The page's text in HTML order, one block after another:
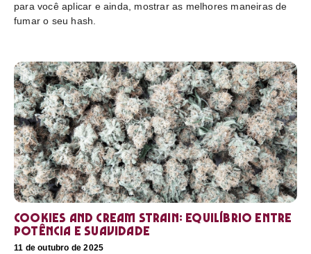
para você aplicar e ainda, mostrar as melhores maneiras de
fumar o seu hash.
Cookies and Cream Strain: equilíbrio entre
potência e suavidade
11 de outubro de 2025